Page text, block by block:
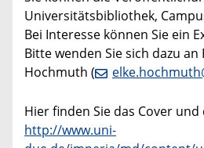
Universitätsbibliothek,
Bei Interesse können Sie ein
Bitte wenden Sie sich dazu an
Hochmuth (
Hier finden Sie das Cover
http://www.uni-